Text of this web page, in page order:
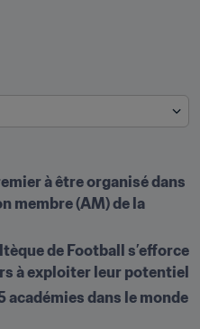
à être organisé dans
membre (AM) de la
de Football s’efforce
à exploiter leur potentiel
académies dans le monde